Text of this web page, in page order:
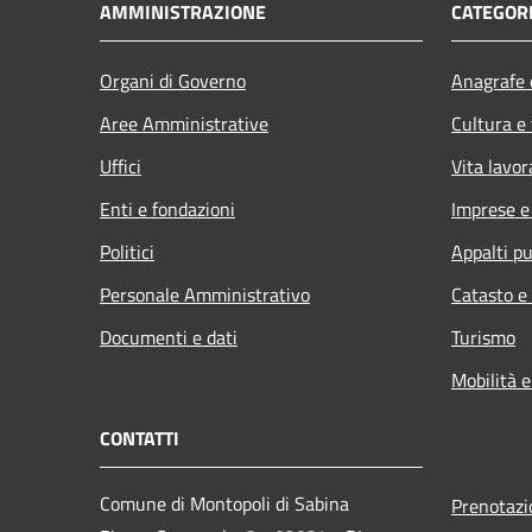
AMMINISTRAZIONE
Organi di Governo
Aree Amministrative
Uffici
Enti e fondazioni
Politici
Personale Amministrativo
Documenti e dati
Cultura
Vita
Imprese
Appalti
Catasto
Turismo
Mobilità
CONTATTI
Comune di Montopoli di Sabina